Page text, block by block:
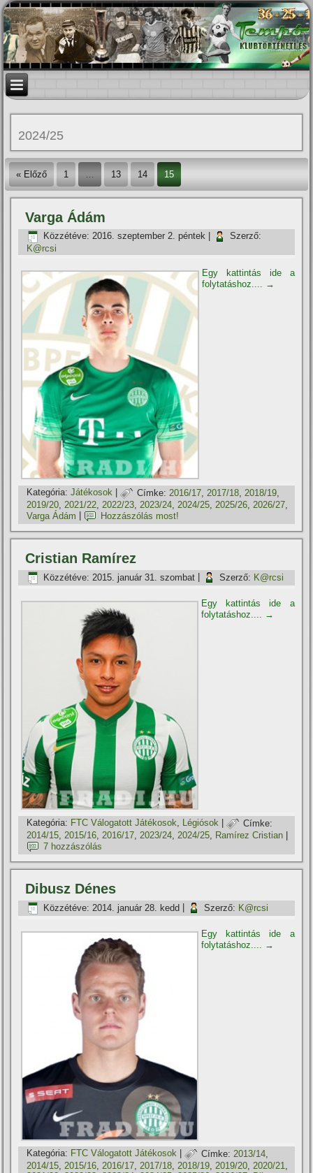
2024/25
« Előző 1 … 13 14 15
Varga Ádám
Közzétéve: 2016. szeptember 2. péntek
Szerző:
K@rcsi
Egy kattintás ide a
folytatáshoz.... →
Kategória: Játékosok | Címke: 2016/17 2017/18 2018/19
2019/20,2021/22,2022/23,2023/24,2024/25,2025/26,2026/27,
Varga Ádám
Hozzászólás most!
Cristian Ramí­rez
Közzétéve: 2015. január 31. szombat Szerző: K@rcsi
Egy kattintás ide a
folytatáshoz.... →
Kategória: FTC Válogatott Játékosok, Légiósok |
Címke:
2014/15,2015/16,2016/17,2023/24,2024/25, Ramí­rez Cristian
7 hozzászólás
Dibusz Dénes
Közzétéve: 2014. január 28. kedd Szerző: K@rcsi
Egy kattintás ide a
folytatáshoz.... →
Kategória: FTC Válogatott Játékosok | Címke: 2013/14
2014/15,2015/16,2016/17,2017/18,2018/19,2019/20,2020/21,